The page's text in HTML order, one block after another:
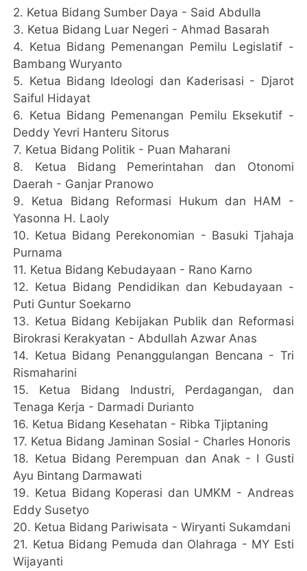
2.⁠ ⁠Ketua Bidang Sumber Daya - Said Abdulla
3.⁠ ⁠Ketua Bidang Luar Negeri - Ahmad Basarah
4.⁠ ⁠Ketua Bidang Pemenangan Pemilu Legislatif -
Bambang Wuryanto
5.⁠ ⁠Ketua Bidang Ideologi dan Kaderisasi - Djarot
Saiful Hidayat
6.⁠ ⁠Ketua Bidang Pemenangan Pemilu Eksekutif -
Deddy Yevri Hanteru Sitorus
7.⁠ ⁠Ketua Bidang Politik - Puan Maharani
8.⁠ ⁠Ketua Bidang Pemerintahan dan Otonomi
Daerah - Ganjar Pranowo
9.⁠ ⁠Ketua Bidang Reformasi Hukum dan HAM -
Yasonna H. Laoly
10.⁠ ⁠Ketua Bidang Perekonomian - Basuki Tjahaja
Purnama
11.⁠ ⁠Ketua Bidang Kebudayaan - Rano Karno
12.⁠ ⁠Ketua Bidang Pendidikan dan Kebudayaan -
Puti Guntur Soekarno
13.⁠ ⁠Ketua Bidang Kebijakan Publik dan Reformasi
Birokrasi Kerakyatan - Abdullah Azwar Anas
14.⁠ ⁠Ketua Bidang Penanggulangan Bencana - Tri
Rismaharini
15.⁠ ⁠Ketua Bidang Industri, Perdagangan, dan
Tenaga Kerja - Darmadi Durianto
16.⁠ ⁠Ketua Bidang Kesehatan - Ribka Tjiptaning
17.⁠ ⁠Ketua Bidang Jaminan Sosial - Charles Honoris
18.⁠ ⁠Ketua Bidang Perempuan dan Anak - I Gusti
Ayu Bintang Darmawati
19.⁠ ⁠Ketua Bidang Koperasi dan UMKM - Andreas
Eddy Susetyo
20.⁠ ⁠Ketua Bidang Pariwisata - Wiryanti Sukamdani
21.⁠ ⁠Ketua Bidang Pemuda dan Olahraga - MY Esti
Wijayanti